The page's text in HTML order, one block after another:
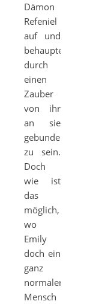
Dämon
Refeniel
auf und
behauptet,
durch
einen
Zauber
von ihr
an sie
gebunden
zu sein.
Doch
wie ist
das
möglich,
wo
Emily
doch ein
ganz
normaler
Mensch